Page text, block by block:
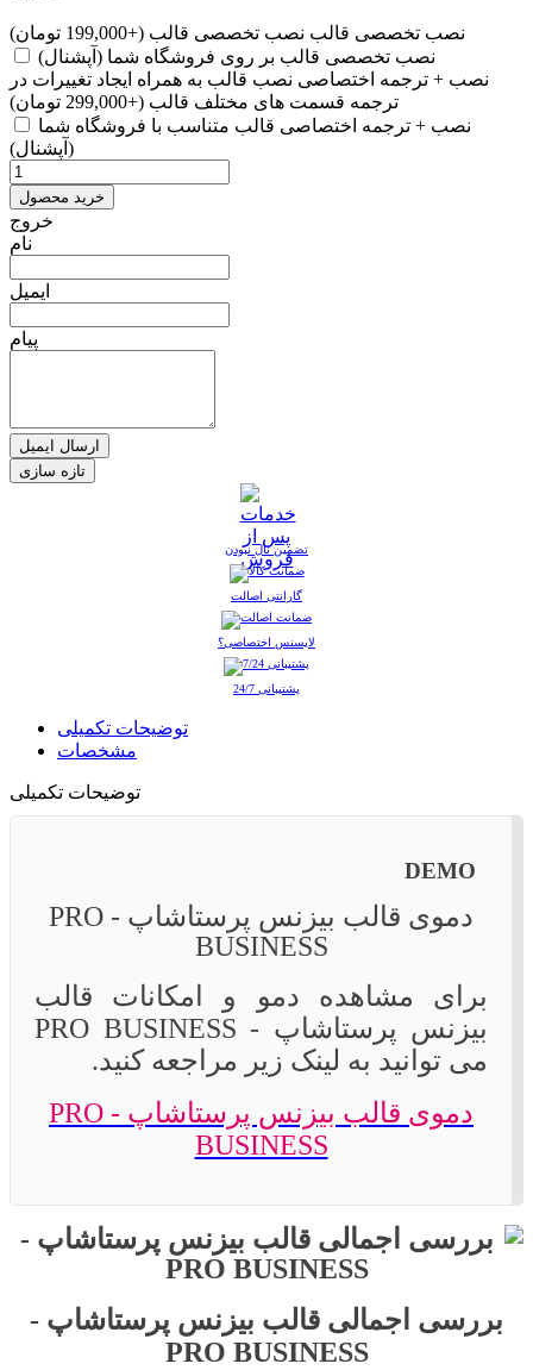
نصب تخصصی قالب نصب تخصصی قالب (+199,000 تومان)
نصب تخصصی قالب بر روی فروشگاه شما (آپشنال)
نصب + ترجمه اختصاصی نصب قالب به همراه ایجاد تغییرات در
ترجمه قسمت های مختلف قالب (+299,000 تومان)
(آپشنال)
خرید محصول
خروج
نام
ایمیل
پیام
ارسال ایمیل
تضمین نال نبودن
گارانتی اصالت
لایسنس اختصاصی؟
پشتیبانی 24/7
توضیحات تکمیلی
مشخصات
توضیحات تکمیلی
DEMO
دموی قالب بیزنس پرستاشاپ - PRO
BUSINESS
برای مشاهده دمو و امکانات قالب
بیزنس پرستاشاپ - PRO BUSINESS
می توانید به لینک زیر مراجعه کنید.
دموی قالب بیزنس پرستاشاپ - PRO
BUSINESS
بررسی اجمالی قالب بیزنس پرستاشاپ -
PRO BUSINESS